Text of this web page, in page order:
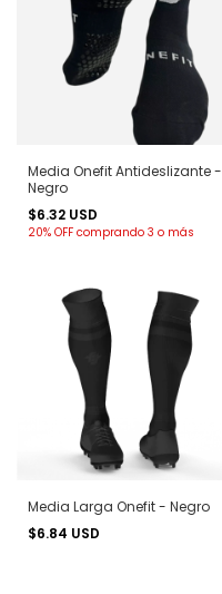
Media Onefit Antideslizante -
Negro
$6.32 USD
20% OFF comprando 3 o más
Media Larga Onefit - Negro
$6.84 USD